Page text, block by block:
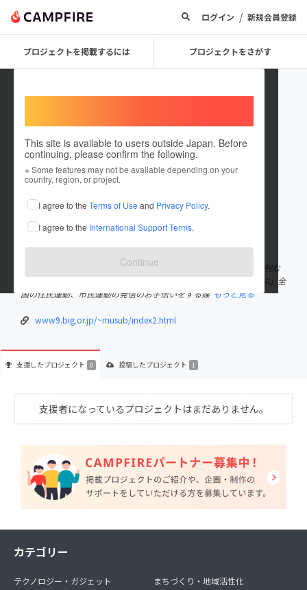
ログイン / 新規会員登録
プロジェクトを掲載するには プロジェクトをさがす
This site is available to users outside Japan. Before
continuing, please confirm the following.
※ Some features may not be available depending on your
country, region, or project.
I agree to the Terms of Use and Privacy Policy.
I agree to the International Support Terms.
Continue
rosinantesha
これまでに1件のプロジェクトを投稿しています
在住国：日本 現在地：京都府
出身国：日本 出身地：京都府
ロシナンテ社は京都にある小さな小さな会社です 1970年から「月刊む
すぶ」という雑誌を出すことを仕事にしてきました。 「月刊むすぶ」全
国の住民運動、市民運動の発信のお手伝いをする媒 もっと見る
www9.big.or.jp/~musub/index2.html
支援したプロジェクト 0 投稿したプロジェクト 1
支援者になっているプロジェクトはまだありません。
カテゴリー
テクノロジー・ガジェット
まちづくり・地域活性化